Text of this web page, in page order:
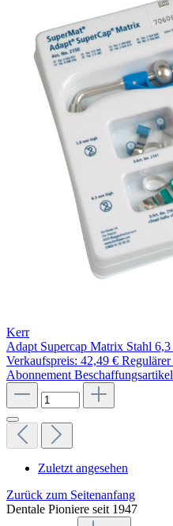
Kerr
Adapt Supercap Matrix Stahl
Verkaufspreis: 42,49 € Regulärer
Abonnement Beschaffungsartikel
Zuletzt angesehen
Zurück zum Seitenanfang
Dentale Pioniere seit 1947